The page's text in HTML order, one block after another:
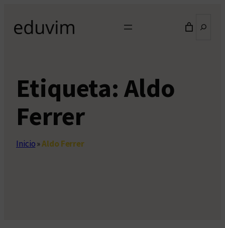
contenido
Etiqueta: Aldo
Ferrer
Inicio»Aldo Ferrer